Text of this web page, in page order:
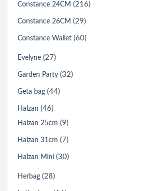
Constance 24CM (216)
Constance 26CM (29)
Constance Wallet (60)
Evelyne (27)
Garden Party (32)
Geta bag (44)
Halzan (46)
Halzan 25cm (9)
Halzan 31cm (7)
Halzan Mini (30)
Herbag (28)